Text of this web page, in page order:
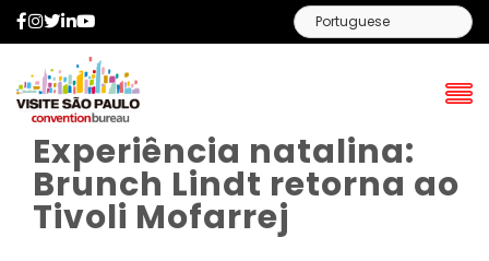
Facebook
Instagram
Twitter
LinkedIn
Experiência natalina:
Brunch Lindt retorna ao
Tivoli Mofarrej